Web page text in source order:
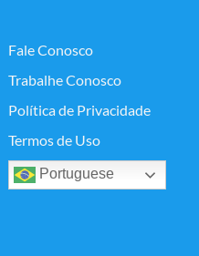
Fale Conosco
Trabalhe Conosco
Política de Privacidade
Termos de Uso
Portuguese